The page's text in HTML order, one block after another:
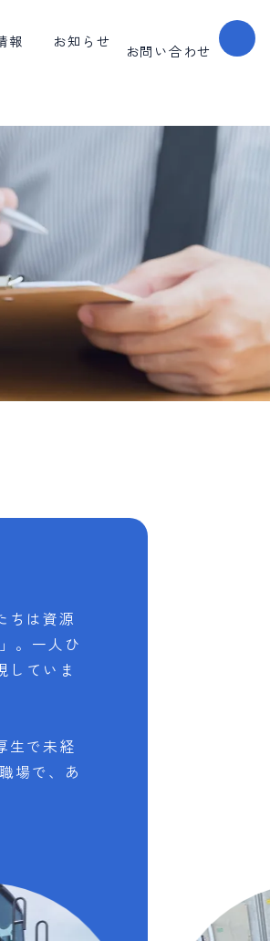
報 お知らせ
お問い合わせ
ちは資源
。一人ひ
していま
生で未経
場で、あ